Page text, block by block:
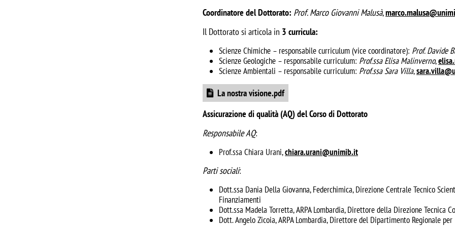
Coordinatore del Dottorato: Prof. Marco Giovanni Malusà,
Il Dottorato si articola in 3 curricula:
Scienze Chimiche – responsabile curriculum (vice coordinatore): Prof. Davide
Scienze Geologiche – responsabile curriculum: Prof.ssa Elisa Malinverno,
Scienze Ambientali – responsabile curriculum: Prof.ssa Sara Villa,
DocumentLa nostra visione.pdf
Assicurazione di qualità (AQ) del Corso di Dottorato
Responsabile AQ:
Prof.ssa Chiara Urani,chiara.urani@unimib.it
Parti sociali:
Dott.ssa Dania Della Giovanna, Federchimica, Direzione Centrale Tecnico
Finanziamenti
Dott.ssa Madela Torretta, ARPA Lombardia, Direttore della Direzione Tecnica
Dott. Angelo Zicoia, ARPA Lombardia, Direttore del Dipartimento Regionale